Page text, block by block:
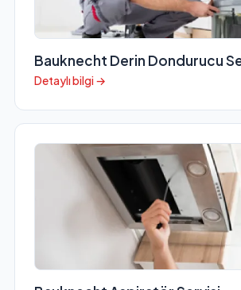
Bauknecht Derin Dondurucu
Detaylı bilgi →